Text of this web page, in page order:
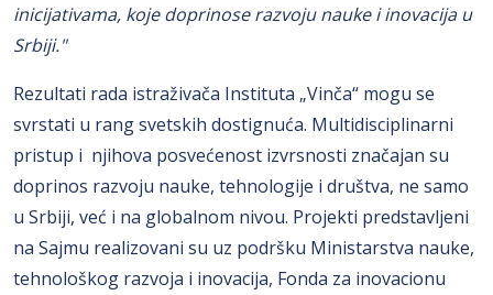
inicijativama, koje doprinose razvoju nauke i inovacija u
Srbiji."
Rezultati rada istraživača Instituta „Vinča“ mogu se
svrstati u rang svetskih dostignuća. Multidisciplinarni
pristup i njihova posvećenost izvrsnosti značajan su
doprinos razvoju nauke, tehnologije i društva, ne samo
u Srbiji, već i na globalnom nivou. Projekti predstavljeni
na Sajmu realizovani su uz podršku Ministarstva nauke,
tehnološkog razvoja i inovacija, Fonda za inovacionu